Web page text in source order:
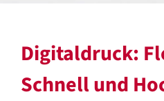
Digitaldruck:
Schnell und